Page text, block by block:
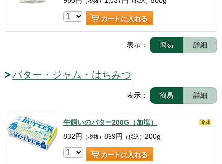
カートに入れる
表示： 簡易 詳細
バター・ジャム・はちみつ
表示： 簡易 詳細
牛飼いのバター200G（加塩） 冷蔵
832円 （税抜） 899円 （税込） 200g
カートに入れる